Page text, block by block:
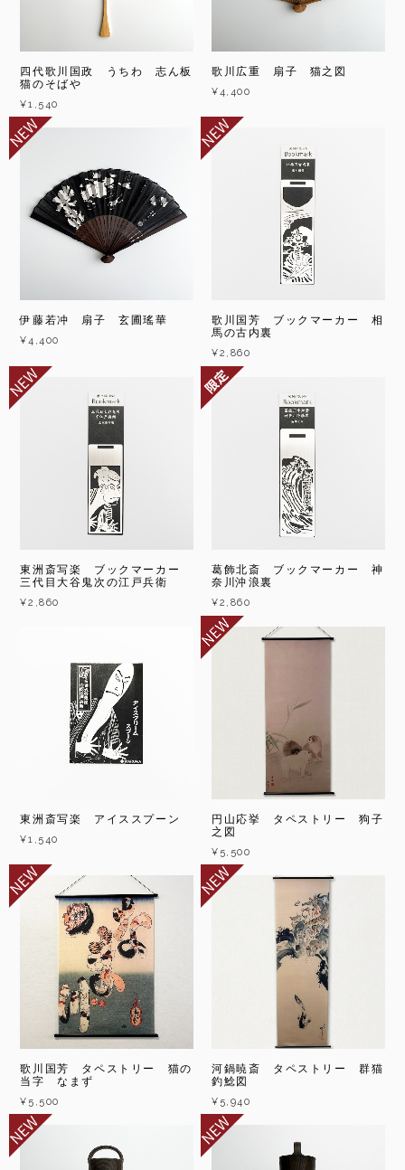
四代歌川国政 うちわ 志ん板
猫のそばや
¥1,540
歌川広重 扇子 猫之図
¥4,400
伊藤若冲 扇子 玄圃瑤華
¥4,400
歌川国芳 ブックマーカー 相
馬の古内裏
¥2,860
東洲斎写楽 ブックマーカー
三代目大谷鬼次の江戸兵衛
¥2,860
葛飾北斎 ブックマーカー 神
奈川沖浪裏
¥2,860
東洲斎写楽 アイススプーン
¥1,540
円山応挙 タペストリー 狗子
之図
¥5,500
歌川国芳 タペストリー 猫の
当字 なまず
¥5,500
河鍋暁斎 タペストリー 群猫
釣鯰図
¥5,940